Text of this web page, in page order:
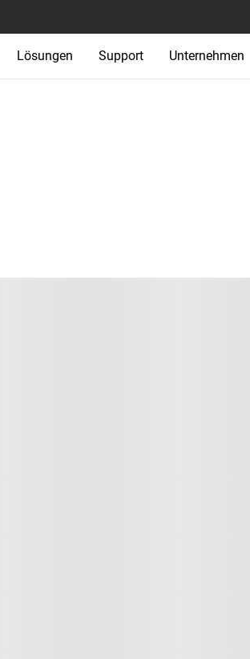
Lösungen Support Unternehmen